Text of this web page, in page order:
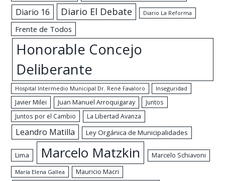
Diario 16 Diario El Debate Diario La Reforma
Frente de Todos
Honorable Concejo
Deliberante
Hospital Intermedio Municipal Dr. René Favaloro Inseguridad
Javier Milei Juan Manuel Arroquigaray
Juntos
Juntos por el Cambio
La Libertad Avanza
Leandro Matilla Ley Orgánica de Municipalidades
Lima Marcelo Matzkin Marcelo Schiavoni
María Elena Gallea Mauricio Macri